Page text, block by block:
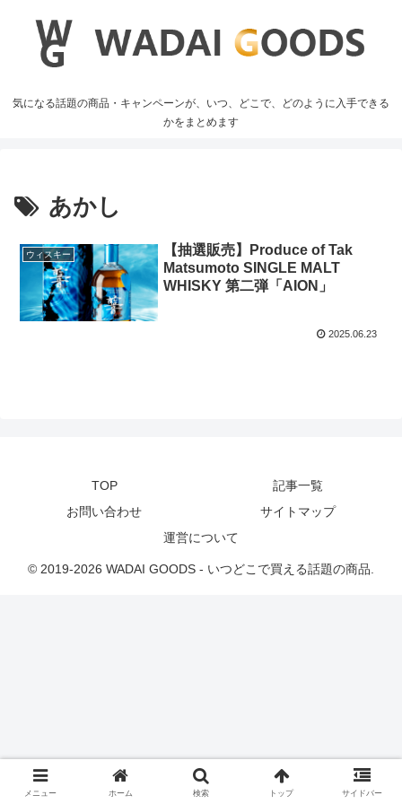
気になる話題の商品・キャンペーンが、いつ、どこで、どのように入手できる
かをまとめます
あかし
ウィスキー
【抽選販売】Produce of Tak
Matsumoto SINGLE MALT
WHISKY 第二弾「AION」
2025.06.23
TOP
記事一覧
お問い合わせ
サイトマップ
運営について
© 2019-2026 WADAI GOODS - いつどこで買える話題の商品.
メニュー ホーム 検索 トップ サイドバー